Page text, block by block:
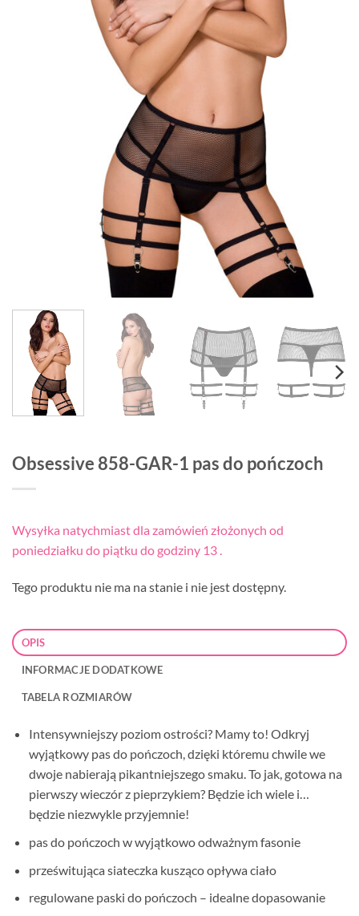
Obsessive 858-GAR-1 pas do pończoch
Wysyłka natychmiast dla zamówień złożonych od
poniedziałku do piątku do godziny 13 .
Tego produktu nie ma na stanie i nie jest dostępny.
OPIS
INFORMACJE DODATKOWE
TABELA ROZMIARÓW
Intensywniejszy poziom ostrości? Mamy to! Odkryj
wyjątkowy pas do pończoch, dzięki któremu chwile we
dwoje nabierają pikantniejszego smaku. To jak, gotowa na
pierwszy wieczór z pieprzykiem? Będzie ich wiele i…
będzie niezwykle przyjemnie!
pas do pończoch w wyjątkowo odważnym fasonie
prześwitująca siateczka kusząco opływa ciało
regulowane paski do pończoch – idealne dopasowanie